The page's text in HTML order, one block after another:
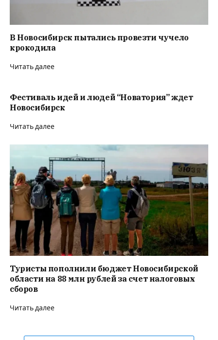
В Новосибирск пытались провезти чучело
крокодила
Читать далее
Фестиваль идей и людей “Новатория” ждет
Новосибирск
Читать далее
Туристы пополнили бюджет Новосибирской
области на 88 млн рублей за счет налоговых
сборов
Читать далее